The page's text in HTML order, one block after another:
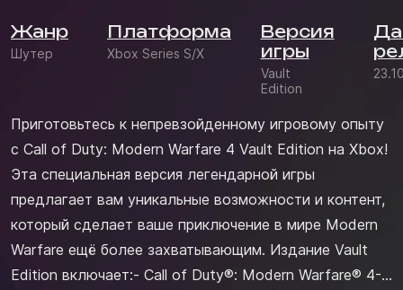
Жанр
Шутер
Платформа
Xbox Series S/X
Версия
игры
Vault
Edition
Приготовьтесь к непревзойденному игровому опыту
с Call of Duty: Modern Warfare 4 Vault Edition на Xbox!
Эта специальная версия легендарной игры
предлагает вам уникальные возможности и контент,
который сделает ваше приключение в мире Modern
Warfare ещё более захватывающим. Издание Vault
Edition включает:- Call of Duty®: Modern Warfare® 4-